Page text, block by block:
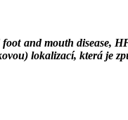
and mouth disease,
lokalizací, která je